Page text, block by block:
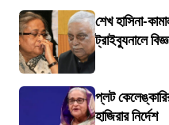
শেখ হাসিনা-
ট্রাইব্যুনালে
প্লট
হাজিরার নির্দেশ